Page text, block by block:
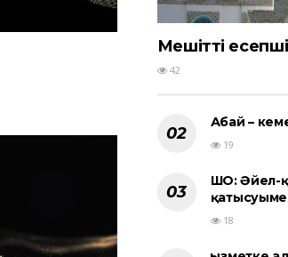
Мешіттің
42
Абай –
19
ШҚО: Әйел-
18